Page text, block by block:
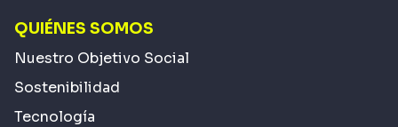
QUIÉNES SOMOS
Nuestro Objetivo Social
Sostenibilidad
Tecnología